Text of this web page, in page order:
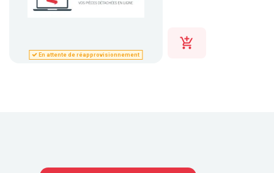
En attente de réapprovisionnement